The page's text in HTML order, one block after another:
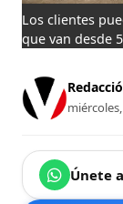
Los clientes
que van desde
Únete